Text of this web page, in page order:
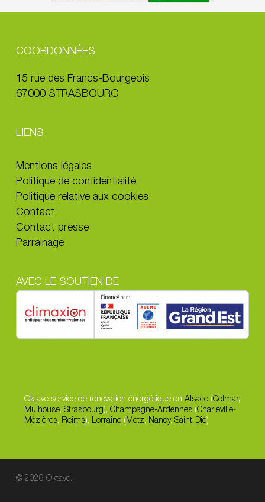
COORDONNÉES
15 rue des Francs-Bourgeois
67000 STRASBOURG
LIENS
Mentions légales
Politique de confidentialité
Politique relative aux cookies
Contact
Contact presse
Parrainage
AVEC LE SOUTIEN DE
Oktave service de rénovation énergétique en Alsace (Colmar,
Mulhouse, Strasbourg), Champagne-Ardennes(Charleville-
Mézières, Reims), Lorraine(Metz, Nancy, Saint-Dié)
© 2026 Oktave.